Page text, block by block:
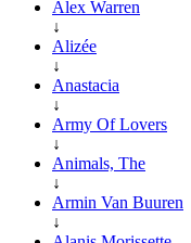
Alex Warren
↓
Alizée
↓
Anastacia
↓
Army Of Lovers
↓
Animals, The
↓
Armin Van Buuren
↓